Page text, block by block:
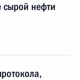
сырой нефти